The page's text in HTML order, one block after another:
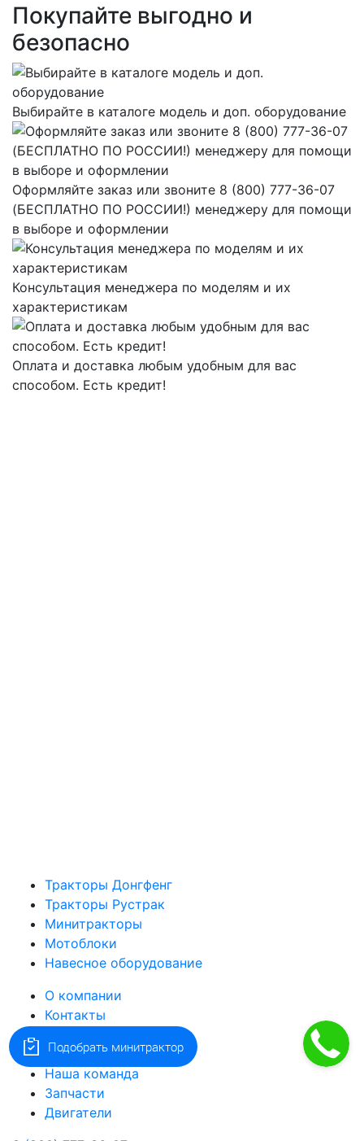
Покупайте выгодно и
безопасно
Выбирайте в каталоге модель и доп. оборудование
Оформляйте заказ или звоните 8 (800) 777-36-07
(БЕСПЛАТНО ПО РОССИИ!) менеджеру для помощи
в выборе и оформлении
Консультация менеджера по моделям и их
характеристикам
Оплата и доставка любым удобным для вас
способом. Есть кредит!
Тракторы Донгфенг
Тракторы Рустрак
Минитракторы
Мотоблоки
Навесное оборудование
О компании
Контакты
Оптовикам
Наша команда
Запчасти
Двигатели
Подобрать минитрактор